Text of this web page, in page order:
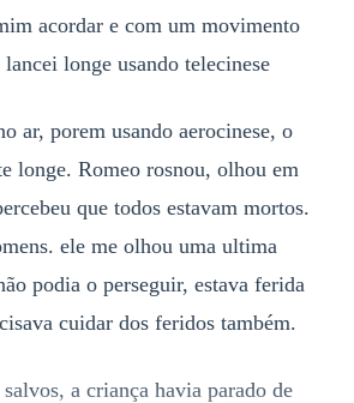
acordar e com um movimento
longe usando telecinese
ar, porem usando aerocinese, o
longe. Romeo rosnou, olhou em
que todos estavam mortos.
ele me olhou uma ultima
podia o perseguir, estava ferida
cuidar dos feridos também.
a criança havia parado de